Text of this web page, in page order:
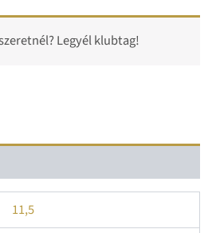
Legyél klubtag!
11,5